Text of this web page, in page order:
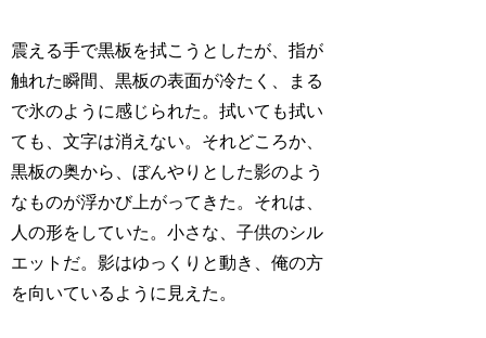
震える手で黒板を拭こうとしたが、指が
触れた瞬間、黒板の表面が冷たく、まる
で氷のように感じられた。拭いても拭い
ても、文字は消えない。それどころか、
黒板の奥から、ぼんやりとした影のよう
なものが浮かび上がってきた。それは、
人の形をしていた。小さな、子供のシル
エットだ。影はゆっくりと動き、俺の方
を向いているように見えた。